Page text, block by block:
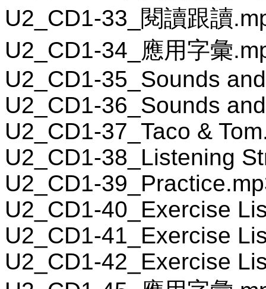
U2_CD1-33_閱讀跟讀
U2_CD1-34_應用字彙
U2_CD1-35_Sounds
U2_CD1-36_Sounds
U2_CD1-37_Taco &
U2_CD1-38_Listening
U2_CD1-
U2_CD1-40_Exercise
U2_CD1-41_Exercise
U2_CD1-42_Exercise